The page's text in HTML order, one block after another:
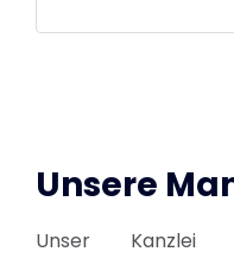
Unsere
Unser